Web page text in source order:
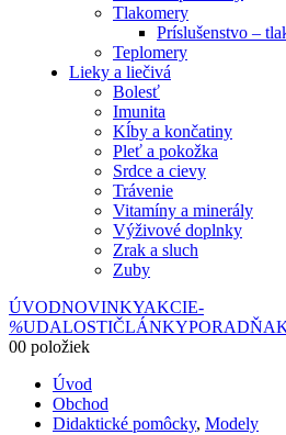
Tlakomery
Príslušenstvo –
Teplomery
Lieky a liečivá
Bolesť
Imunita
Kĺby a končatiny
Pleť a pokožka
Srdce a cievy
Trávenie
Vitamíny a minerály
Výživové doplnky
Zrak a sluch
Zuby
ÚVODNOVINKYAKCIE-
%UDALOSTIČLÁNKYPORADŇA
00 položiek
Úvod
Obchod
Didaktické pomôcky, Modely